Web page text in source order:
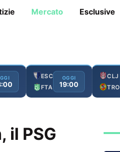
Mercato Esclusive
ESC
FTA
OGGI
19:00
CLJ
TRO
il PSG